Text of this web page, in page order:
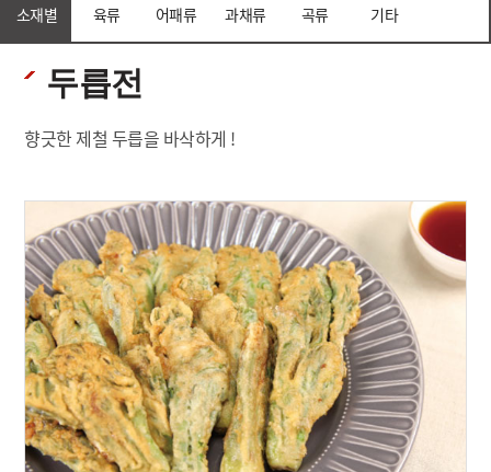
소재별 육류 어패류 과채류 곡류 기타
두릅전
향긋한 제철 두릅을 바삭하게 !